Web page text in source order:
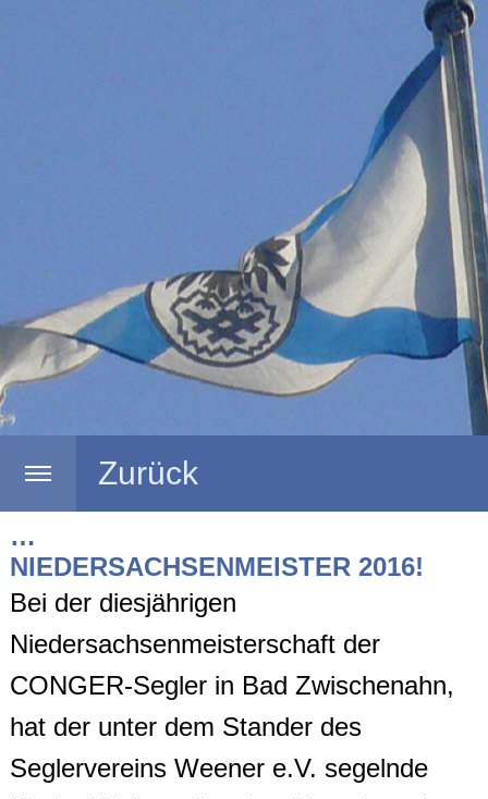
Zurück
…
NIEDERSACHSENMEISTER 2016!
Bei der diesjährigen
Niedersachsenmeisterschaft der
CONGER-Segler in Bad Zwischenahn,
hat der unter dem Stander des
Seglervereins Weener e.V. segelnde